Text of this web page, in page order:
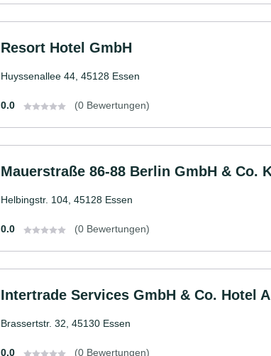
Resort Hotel GmbH
Huyssenallee 44, 45128 Essen
0.0 (0 Bewertungen)
Mauerstraße 86-88 Berlin GmbH & Co.
Helbingstr. 104, 45128 Essen
0.0 (0 Bewertungen)
Intertrade Services GmbH & Co. Hotel
Brassertstr. 32, 45130 Essen
0.0 (0 Bewertungen)